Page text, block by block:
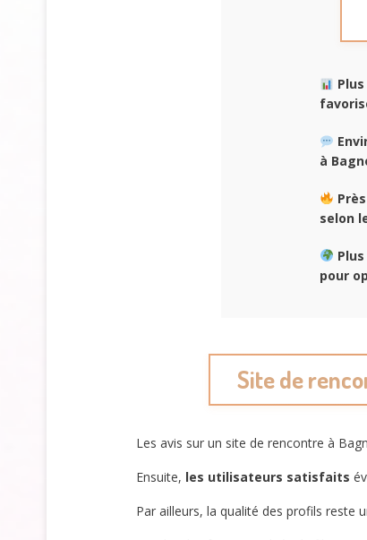
à
selon
pour
Site de
Les avis sur un site de rencontre à
Ensuite, les utilisateurs satisfaits
Par ailleurs, la qualité des profils reste